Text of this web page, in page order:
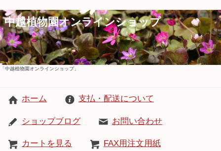
中越植物園オンラインショップ
「中越植物園オンラインショップ」
ホーム 支払・配送について
ショップブログ お問い合わせ
カートを見る FAX用注文用紙